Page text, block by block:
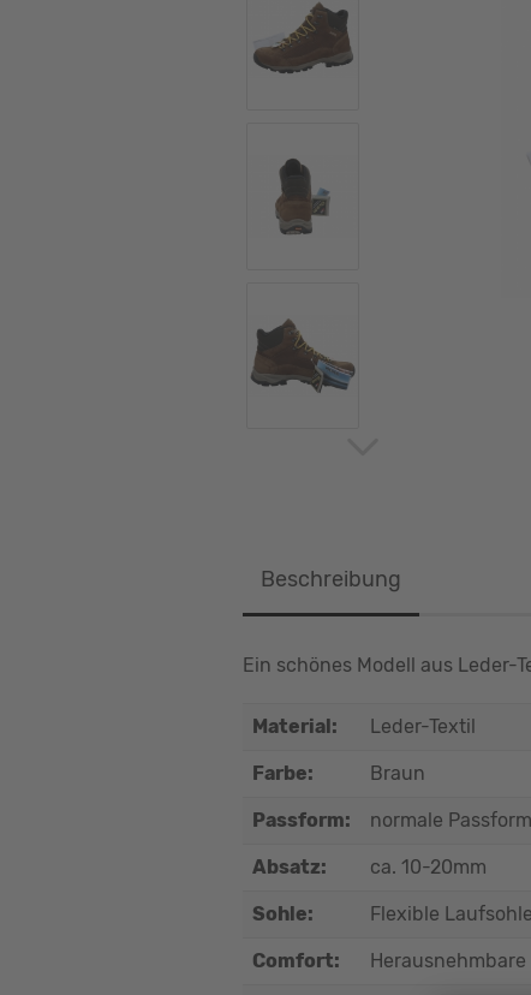
Beschreibung
Ein schönes Modell aus Leder-
Material: Leder-Textil
Farbe: Braun
Passform: normale Passform
Absatz: ca. 10-20mm
Sohle: Flexible Laufsohle
Comfort: